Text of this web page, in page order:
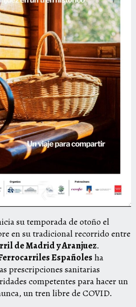
su temporada de otoño el
en su tradicional recorrido entre
de Madrid y Aranjuez.
Españoles ha
prescripciones sanitarias
competentes para hacer un
un tren libre de COVID.